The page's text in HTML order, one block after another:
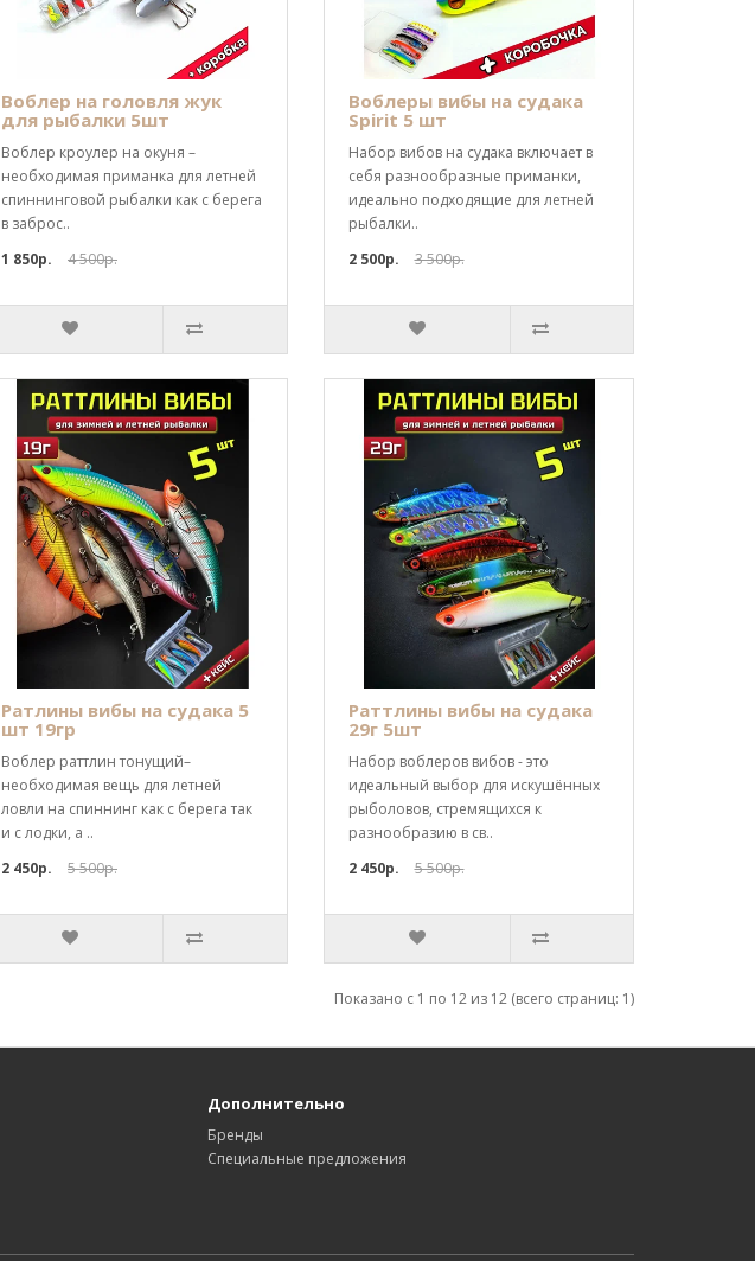
Воблер на головля жук
для рыбалки 5шт
Воблер кроулер на окуня –
необходимая приманка для летней
спиннинговой рыбалки как с берега
в заброс..
1 850р.
4 500р.
Воблеры вибы на судака
Spirit 5 шт
Набор вибов на судака включает в
себя разнообразные приманки,
идеально подходящие для летней
рыбалки..
2 500р.
3 500р.
Ратлины вибы на судака 5
шт 19гр
Воблер раттлин тонущий–
необходимая вещь для летней
ловли на спиннинг как с берега так
и с лодки, а ..
2 450р.
5 500р.
Раттлины вибы на судака
29г 5шт
Набор воблеров вибов - это
идеальный выбор для искушённых
рыболовов, стремящихся к
разнообразию в св..
2 450р.
5 500р.
Показано с 1 по 12 из 12 (всего страниц: 1)
Дополнительно
Бренды
Специальные предложения